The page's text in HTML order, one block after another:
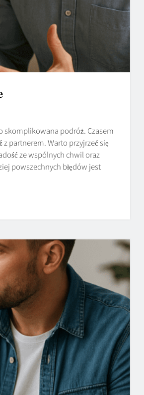
skomplikowana podróż. Czasem
partnerem. Warto przyjrzeć się
ze wspólnych chwil oraz
powszechnych błędów jest